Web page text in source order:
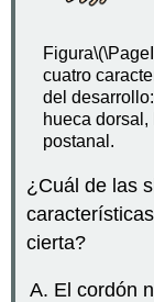
Figura
cuatro
del
hueca
postanal.
¿Cuál de las
cierta?
El cordón